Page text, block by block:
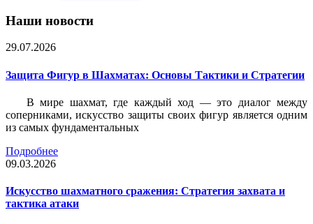
Наши новости
29.07.2026
Защита Фигур в Шахматах: Основы Тактики и Стратегии
В мире шахмат, где каждый ход — это диалог между
соперниками, искусство защиты своих фигур является одним
из самых фундаментальных
Подробнее
09.03.2026
Искусство шахматного сражения: Стратегия захвата и
тактика атаки